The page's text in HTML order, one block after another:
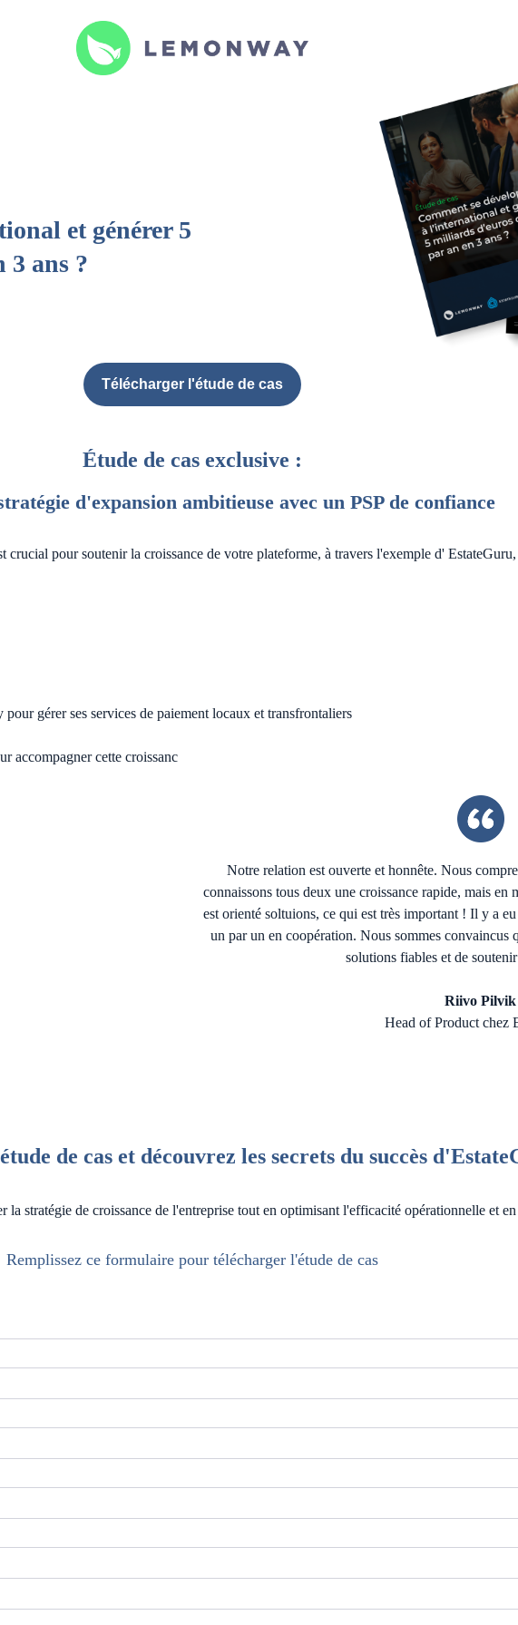
et générer 5
3 ans ?
Télécharger l'étude de cas
Étude de cas exclusive :
d'expansion ambitieuse avec un PSP de confiance
pour soutenir la croissance de votre plateforme, à travers l'exemple d'
gérer ses services de paiement locaux et transfrontaliers
accompagner cette croissanc
Notre relation est ouverte et honnête. Nous
connaissons tous deux une croissance rapide, mais
est orienté soltuions, ce qui est très important ! Il y a
un par un en coopération. Nous sommes convaincus
solutions fiables et de
Riivo Pilvik
Head of Product chez
de cas et découvrez les secrets du succès
la stratégie de croissance de l'entreprise tout en optimisant l'efficacité opérationnelle et
Remplissez ce formulaire pour télécharger l'étude de cas